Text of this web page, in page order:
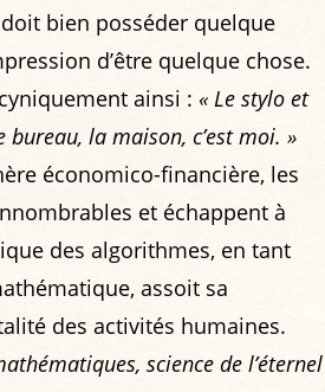
bien posséder quelque
d’être quelque chose.
ainsi : « Le stylo et
la maison, c’est moi. »
économico-financière, les
et échappent à
des algorithmes, en tant
assoit sa
des activités humaines.
science de l’éternel